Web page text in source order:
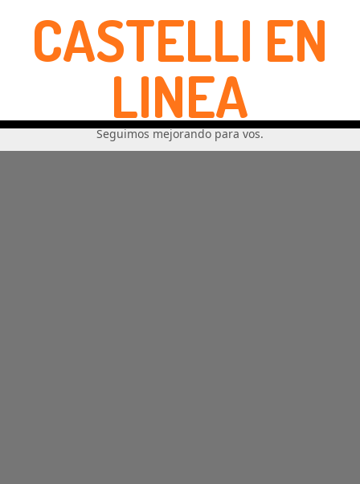
CASTELLI EN
LINEA
Seguimos mejorando para vos.